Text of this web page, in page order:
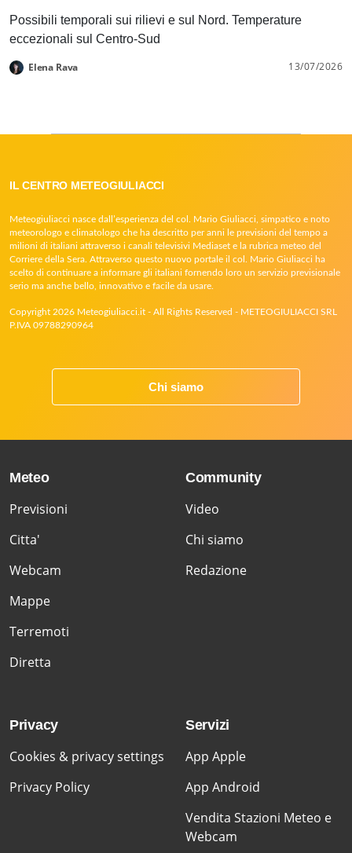
Possibili temporali sui rilievi e sul Nord. Temperature
eccezionali sul Centro-Sud
Elena Rava 13/07/2026
IL CENTRO METEOGIULIACCI
Meteogiuliacci nasce dall’esperienza del col. Mario Giuliacci, simpatico e noto
meteorologo e climatologo che ha descritto per anni le previsioni del tempo a
milioni di italiani attraverso i canali televisivi Mediaset e la rubrica meteo del
Corriere della Sera. Attraverso questo nuovo portale il col. Mario Giuliacci ha
scelto di continuare a informare gli italiani fornendo loro un servizio previsionale
serio ma anche bello, innovativo e facile da usare.
Copyright 2026 Meteogiuliacci.it - All Rights Reserved - METEOGIULIACCI SRL
P.IVA 09788290964
Chi siamo
Meteo
Previsioni
Citta'
Webcam
Mappe
Terremoti
Diretta
Community
Video
Chi siamo
Redazione
Privacy
Cookies & privacy settings
Privacy Policy
Servizi
App Apple
App Android
Vendita Stazioni Meteo e
Webcam